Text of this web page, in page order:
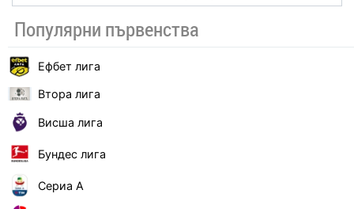
Популярни първенства
Ефбет лига
Втора лига
Висша лига
Бундес лига
Сериа А